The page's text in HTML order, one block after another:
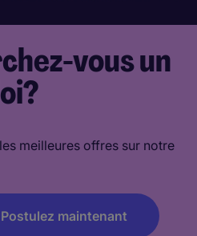
vous un
meilleures offres sur notre
Postulez maintenant